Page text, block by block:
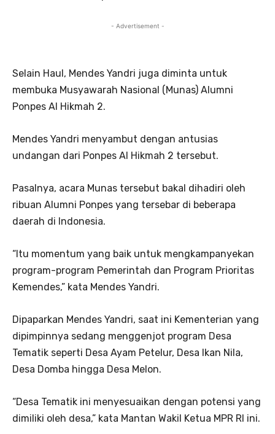
- Advertisement -
Selain Haul, Mendes Yandri juga diminta untuk
membuka Musyawarah Nasional (Munas) Alumni
Ponpes Al Hikmah 2.
Mendes Yandri menyambut dengan antusias
undangan dari Ponpes Al Hikmah 2 tersebut.
Pasalnya, acara Munas tersebut bakal dihadiri oleh
ribuan Alumni Ponpes yang tersebar di beberapa
daerah di Indonesia.
“Itu momentum yang baik untuk mengkampanyekan
program-program Pemerintah dan Program Prioritas
Kemendes,” kata Mendes Yandri.
Dipaparkan Mendes Yandri, saat ini Kementerian yang
dipimpinnya sedang menggenjot program Desa
Tematik seperti Desa Ayam Petelur, Desa Ikan Nila,
Desa Domba hingga Desa Melon.
“Desa Tematik ini menyesuaikan dengan potensi yang
dimiliki oleh desa,” kata Mantan Wakil Ketua MPR RI ini.